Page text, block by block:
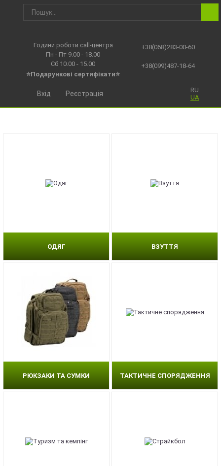
Години роботи call-центра
Пн - Пт 9.00 - 18.00
Сб 10.00 - 15.00
⭐Подарункові сертифікати⭐
+38(068)283-00-60
+38(099)487-18-64
RU
UA
Вхід Реєстрація
ОДЯГ ВЗУТТЯ
РЮКЗАКИ ТА СУМКИ ТАКТИЧНЕ СПОРЯДЖЕННЯ